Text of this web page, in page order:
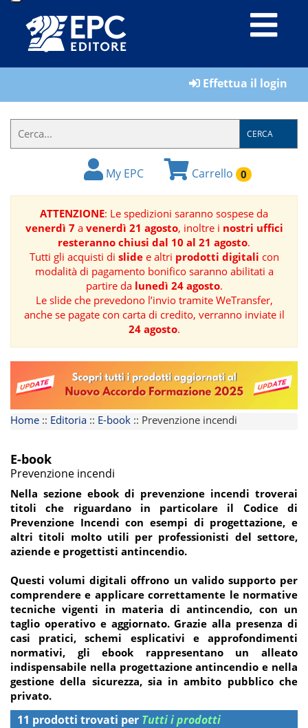
LIBRI
IL
FORMATORE
BOOK
RIVISTE
MANUALISTICA
SOFTWARE
TEMATICHE
Effettua il login
CERCA
My EPC Carrello 0
ATTENZIONE: Le spedizioni saranno sospese da
venerdì 7a venerdì 21 agosto, inoltre i nostri uffici
resteranno chiusi dal 10 al 21 agosto.
Tutti gli acquisti di slidee altri prodotti digitali con
modalità di pagamento bonifico saranno abilitati a
partire da lunedì 24 agosto.
Le slide che prevedono l’invio tramite WeTransfer,
anche se pagate con carta di credito, verranno inviate il
24 agosto.
Home :: Editoria :: E-book :: Prevenzione incendi
E-book
Prevenzione incendi
Nella sezione ebook di prevenzione incendi troverai
titoli che riguardano in particolare il Codice di
Prevenzione Incendi con esempi di progettazione, e
altri titoli molto utili per professionisti del settore,
aziende e progettisti antincendio.
Questi volumi digitali offrono un valido supporto per
comprendere e applicare correttamente le normative
tecniche vigenti in materia di antincendio, con un
taglio operativo e aggiornato. Grazie alla presenza di
casi pratici, schemi esplicativi e approfondimenti
normativi, gli ebook rappresentano un alleato
indispensabile nella progettazione antincendio e nella
gestione della sicurezza, sia in ambito pubblico che
privato.
11 prodotti trovati per Tutti i prodotti